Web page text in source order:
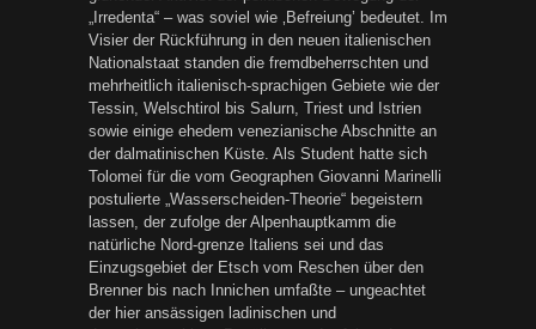
„Irredenta“ – was soviel wie ‚Befreiung’ bedeutet. Im
Visier der Rückführung in den neuen italienischen
Nationalstaat standen die fremdbeherrschten und
mehrheitlich italienisch-sprachigen Gebiete wie der
Tessin, Welschtirol bis Salurn, Triest und Istrien
sowie einige ehedem venezianische Abschnitte an
der dalmatinischen Küste. Als Student hatte sich
Tolomei für die vom Geographen Giovanni Marinelli
postulierte „Wasserscheiden-Theorie“ begeistern
lassen, der zufolge der Alpenhauptkamm die
natürliche Nord-grenze Italiens sei und das
Einzugsgebiet der Etsch vom Reschen über den
Brenner bis nach Innichen umfaßte – ungeachtet
der hier ansässigen ladinischen und